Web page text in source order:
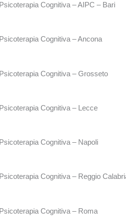
Cognitiva – AIPC – Bari
Cognitiva – Ancona
Cognitiva – Grosseto
Cognitiva – Lecce
Cognitiva – Napoli
Cognitiva – Reggio
Cognitiva – Roma